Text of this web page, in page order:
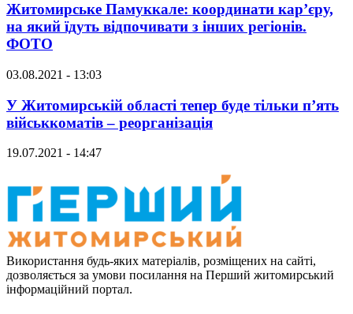
Житомирське Памуккале: координати кар’єру,
на який їдуть відпочивати з інших регіонів.
ФОТО
03.08.2021 - 13:03
У Житомирській області тепер буде тільки п’ять
військкоматів – реорганізація
19.07.2021 - 14:47
Використання будь-яких матеріалів, розміщених на сайті,
дозволяється за умови посилання на Перший житомирський
інформаційний портал.